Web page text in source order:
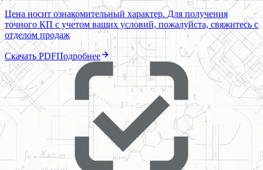
Цена носит ознакомительный характер. Для получения
точного КП с учетом ваших условий, пожалуйста, свяжитесь с
отделом продаж
Скачать PDFПодробнее